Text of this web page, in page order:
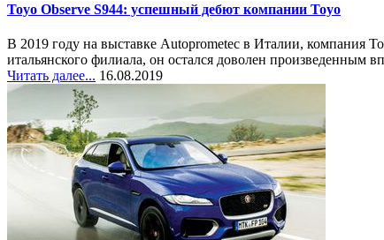
Toyo Observe S944: успешный дебют компании Toyo
В 2019 году на выставке Autoprometec в Италии, компания
итальянского филиала, он остался доволен произведенным
Читать далее... 16.08.2019